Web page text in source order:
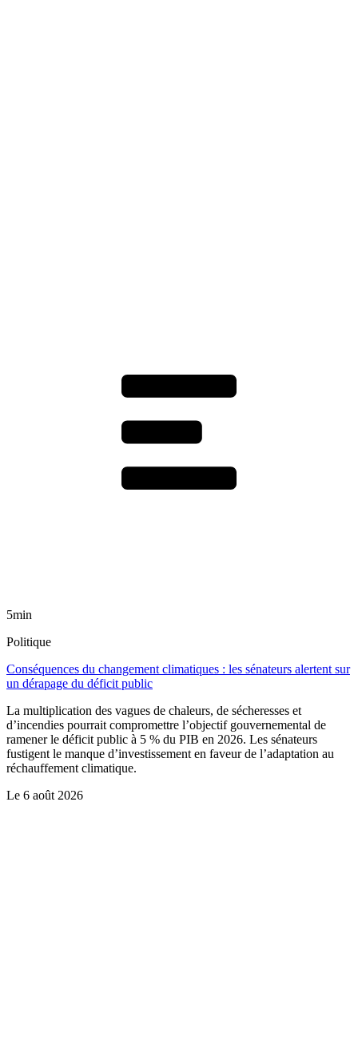
5min
Politique
Conséquences du changement climatiques : les sénateurs alertent sur
un dérapage du déficit public
La multiplication des vagues de chaleurs, de sécheresses et
d’incendies pourrait compromettre l’objectif gouvernemental de
ramener le déficit public à 5 % du PIB en 2026. Les sénateurs
fustigent le manque d’investissement en faveur de l’adaptation au
réchauffement climatique.
Le 6 août 2026